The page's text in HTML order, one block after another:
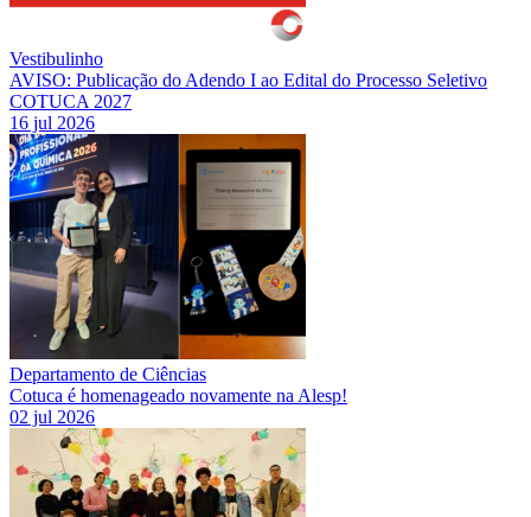
Vestibulinho
AVISO: Publicação do Adendo I ao Edital do Processo Seletivo
COTUCA 2027
16 jul 2026
Departamento de Ciências
Cotuca é homenageado novamente na Alesp!
02 jul 2026